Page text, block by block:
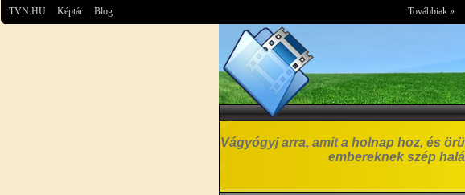
TVN.HU Képtár Blog Továbbiak »
Vágyógyj arra, amit a holnap hoz, és
embereknek szép